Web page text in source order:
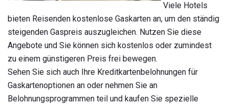
Viele Hotels
bieten Reisenden kostenlose Gaskarten an, um den ständig
steigenden Gaspreis auszugleichen. Nutzen Sie diese
Angebote und Sie können sich kostenlos oder zumindest
zu einem günstigeren Preis frei bewegen.
Sehen Sie sich auch Ihre Kreditkartenbelohnungen für
Gaskartenoptionen an oder nehmen Sie an
Belohnungsprogrammen teil und kaufen Sie spezielle